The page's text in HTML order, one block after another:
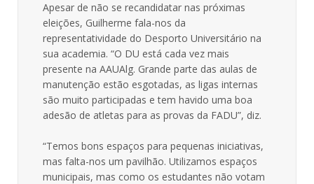
Apesar de não se recandidatar nas próximas
eleições, Guilherme fala-nos da
representatividade do Desporto Universitário na
sua academia. “O DU está cada vez mais
presente na AAUAlg. Grande parte das aulas de
manutenção estão esgotadas, as ligas internas
são muito participadas e tem havido uma boa
adesão de atletas para as provas da FADU”, diz.
“Temos bons espaços para pequenas iniciativas,
mas falta-nos um pavilhão. Utilizamos espaços
municipais, mas como os estudantes não votam